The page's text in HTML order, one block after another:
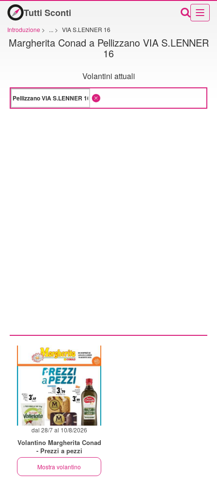
Tutti Sconti
Introduzione > ... > VIA S.LENNER 16
Margherita Conad a Pellizzano VIA S.LENNER
16
Volantini attuali
dal 28/7 al 10/8/2026
Volantino Margherita Conad
- Prezzi a pezzi
Mostra volantino